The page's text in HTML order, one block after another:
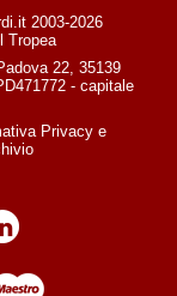
2003-2026
Tropea
22, 35139
- capitale
Privacye
LinkedIn